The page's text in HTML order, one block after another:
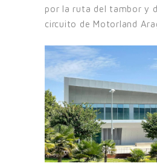
por la ruta del tambor y
circuito de Motorland